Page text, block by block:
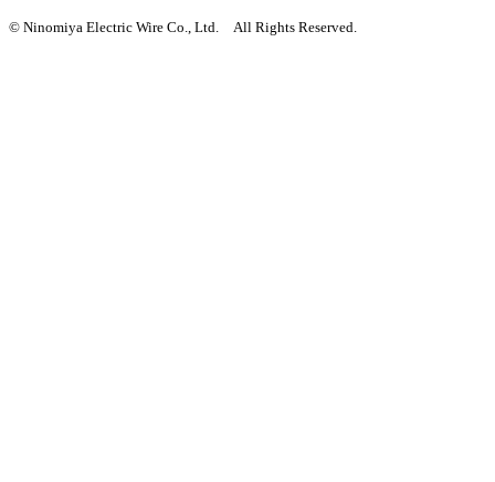
© Ninomiya Electric Wire Co., Ltd. All Rights Reserved.